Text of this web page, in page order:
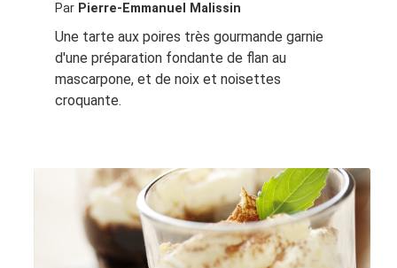
Par Pierre-Emmanuel Malissin
Une tarte aux poires très gourmande garnie
d'une préparation fondante de flan au
mascarpone, et de noix et noisettes
croquante.